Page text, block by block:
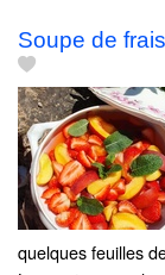
Soupe de
quelques feuilles